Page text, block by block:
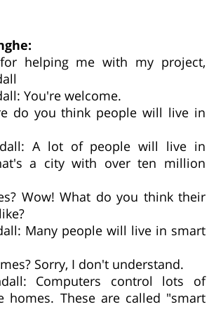
for helping me with my project,
You're welcome.
do you think people will live in
A lot of people will live in
a city with over ten million
Wow! What do you think their
Many people will live in smart
Sorry, I don't understand.
Computers control lots of
homes. These are called "smart